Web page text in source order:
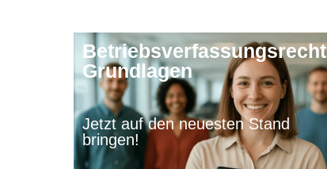
Betriebsverfassungsrecht
Grundlagen
Jetzt auf den neuesten Stand
bringen!